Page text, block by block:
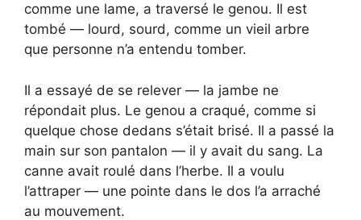
comme une lame, a traversé le genou. Il est
tombé — lourd, sourd, comme un vieil arbre
que personne n’a entendu tomber.
Il a essayé de se relever — la jambe ne
répondait plus. Le genou a craqué, comme si
quelque chose dedans s’était brisé. Il a passé la
main sur son pantalon — il y avait du sang. La
canne avait roulé dans l’herbe. Il a voulu
l’attraper — une pointe dans le dos l’a arraché
au mouvement.